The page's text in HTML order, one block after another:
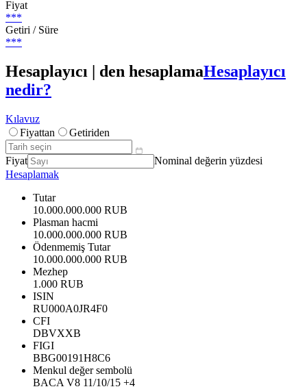
Fiyat
***
Getiri / Süre
***
Hesaplayıcı | den hesaplamaHesaplayıcı
nedir?
Kılavuz
Fiyattan
Getiriden
Fiyat
Nominal değerin yüzdesi
Hesaplamak
Tutar
10.000.000.000 RUB
Plasman hacmi
10.000.000.000 RUB
Ödenmemiş Tutar
10.000.000.000 RUB
Mezhep
1.000 RUB
ISIN
RU000A0JR4F0
CFI
DBVXXB
FIGI
BBG00191H8C6
Menkul değer sembolü
BACA V8 11/10/15 +4